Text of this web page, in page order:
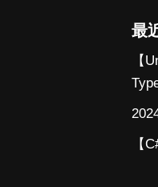
最
【
【